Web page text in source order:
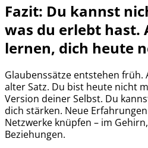
Fazit: Du kannst
was du erlebt hast.
lernen, dich heute
Glaubenssätze entstehen
alter Satz. Du bist heute nicht
Version deiner Selbst. Du
dich stärken. Neue
Netzwerke knüpfen – im
Beziehungen.